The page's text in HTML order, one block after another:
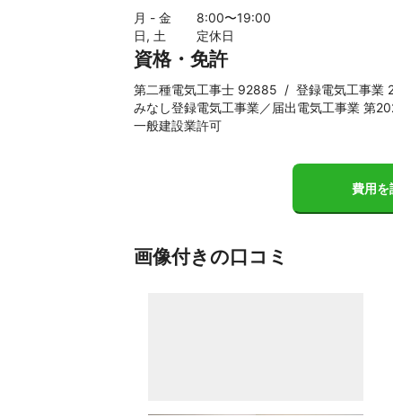
大手家電店　　エアコン取付け　約2000台　
など
アピールポイント
ご連絡頂いたら、迅速に対応します。
ご説明をしてお客様に納得して頂いてから、
必ず満足して貰えるように、全力で作業しま
月 - 金 8:00〜19:00
日, 土
定休日
資格・免許
第二種電気工事士 92885 / 登録電気工事業
みなし登録電気工事業／届出電気工事業 第
一般建設業許可
費用を
画像付きの口コミ